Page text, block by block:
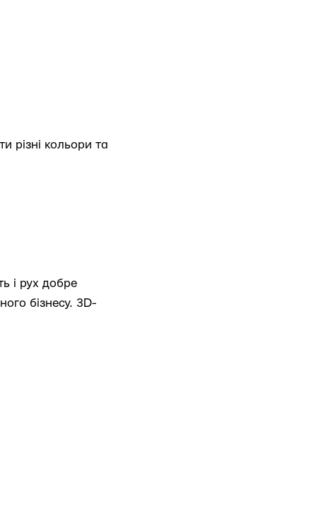
різні кольори та
і рух добре
бізнесу. 3D-